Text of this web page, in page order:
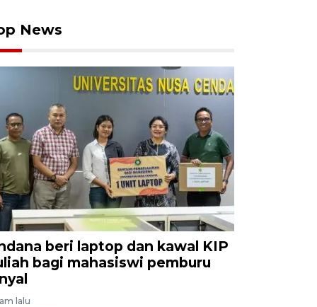
News
beri laptop dan kawal KIP
bagi mahasiswi pemburu
lalu